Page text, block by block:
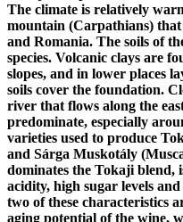
The climate is relatively
mountain (Carpathians)
and Romania. The soils of
species. Volcanic clays are
slopes, and in lower places
soils cover the foundation.
river that flows along the
predominate, especially
varieties used to produce
and Sárga Muskotály
dominates the Tokaji
acidity, high sugar levels
two of these characteristics
aging potential of the wine,